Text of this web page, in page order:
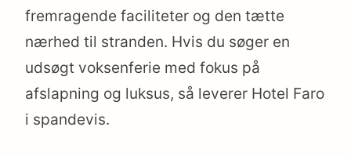
fremragende faciliteter og den tætte
nærhed til stranden. Hvis du søger en
udsøgt voksenferie med fokus på
afslapning og luksus, så leverer Hotel Faro
i spandevis.